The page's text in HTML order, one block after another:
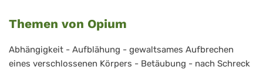
Themen von Opium
Abhängigkeit - Aufblähung - gewaltsames Aufbrechen
eines verschlossenen Körpers - Betäubung - nach Schreck